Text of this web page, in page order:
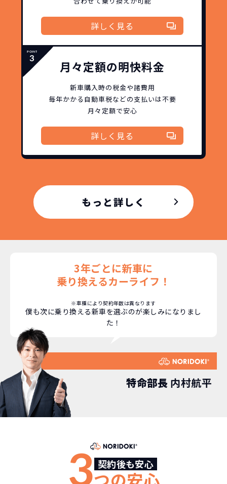
詳しく見る
月々定額の明快料金
新車購入時の税金や諸費用
毎年かかる自動車税などの支払いは不要
月々定額で安心
詳しく見る
どこよりも安くご契約いただけます！
短期間だから安心！
月々定額料金で安心
もっと詳しく
3年ごとに新車に
乗り換えるカーライフ！
※車種により契約年数は異なります
僕も次に乗り換える新車を選ぶのが楽しみになりまし
た！
特命部長 内村航平
契約後も安心
3つの安心